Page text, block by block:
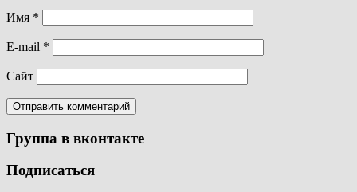
Имя *
E-mail *
Сайт
Группа в вконтакте
Подписаться